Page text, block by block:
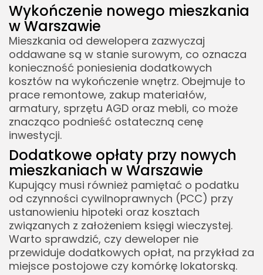
Wykończenie nowego mieszkania
w Warszawie
Mieszkania od dewelopera zazwyczaj
oddawane są w stanie surowym, co oznacza
konieczność poniesienia dodatkowych
kosztów na wykończenie wnętrz. Obejmuje to
prace remontowe, zakup materiałów,
armatury, sprzętu AGD oraz mebli, co może
znacząco podnieść ostateczną cenę
inwestycji.
Dodatkowe opłaty przy nowych
mieszkaniach w Warszawie
Kupujący musi również pamiętać o podatku
od czynności cywilnoprawnych (PCC) przy
ustanowieniu hipoteki oraz kosztach
związanych z założeniem księgi wieczystej.
Warto sprawdzić, czy deweloper nie
przewiduje dodatkowych opłat, na przykład za
miejsce postojowe czy komórkę lokatorską.